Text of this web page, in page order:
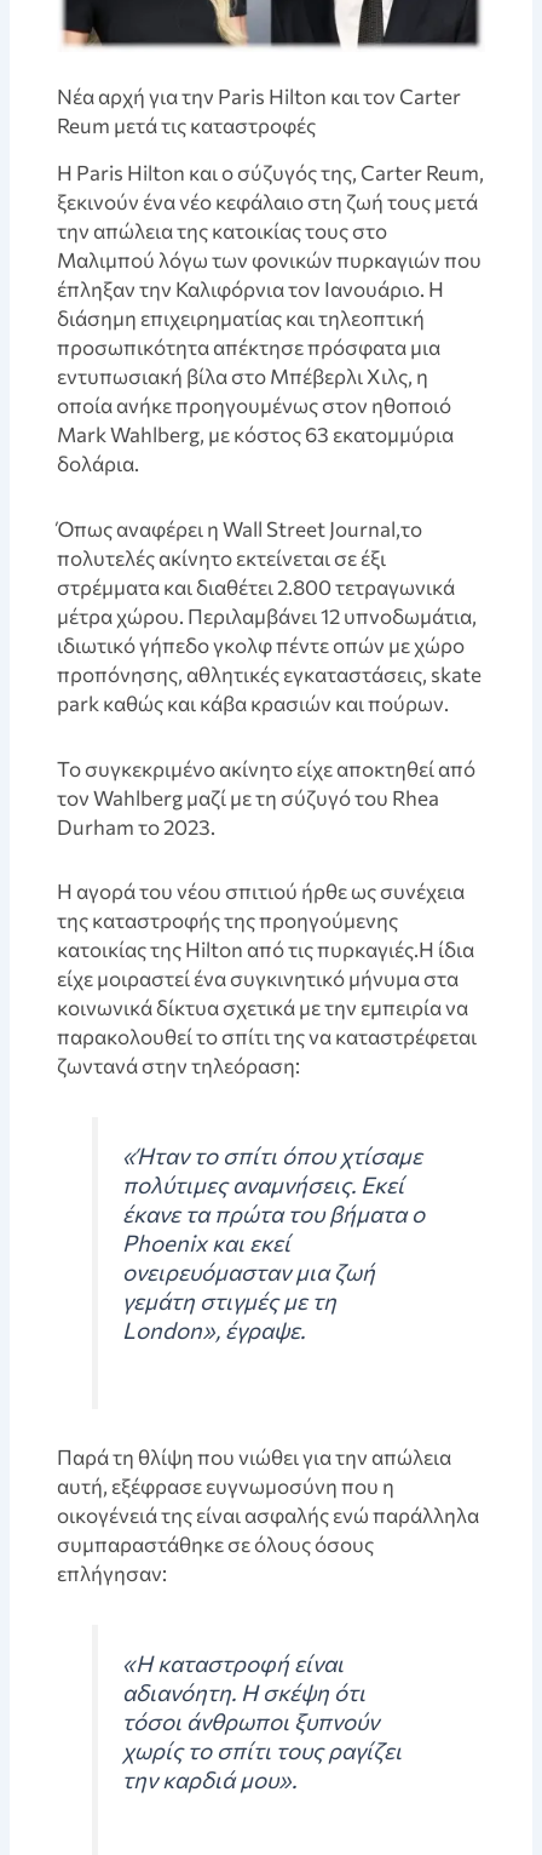
Νέα αρχή για την Paris Hilton και τον Carter
Reum μετά τις καταστροφές
Η Paris Hilton και ο σύζυγός της, Carter Reum,
ξεκινούν ένα νέο κεφάλαιο στη ζωή τους μετά
την απώλεια της κατοικίας τους στο
Μαλιμπού λόγω των φονικών πυρκαγιών που
έπληξαν την Καλιφόρνια τον Ιανουάριο. Η
διάσημη επιχειρηματίας και τηλεοπτική
προσωπικότητα απέκτησε πρόσφατα μια
εντυπωσιακή βίλα στο Μπέβερλι Χιλς, η
οποία ανήκε προηγουμένως στον ηθοποιό
Mark Wahlberg, με κόστος 63 εκατομμύρια
δολάρια.
Όπως αναφέρει η Wall Street Journal,το
πολυτελές ακίνητο εκτείνεται σε έξι
στρέμματα και διαθέτει 2.800 τετραγωνικά
μέτρα χώρου. Περιλαμβάνει 12 υπνοδωμάτια,
ιδιωτικό γήπεδο γκολφ πέντε οπών με χώρο
προπόνησης, αθλητικές εγκαταστάσεις, skate
park καθώς και κάβα κρασιών και πούρων.
Το συγκεκριμένο ακίνητο είχε αποκτηθεί από
τον Wahlberg μαζί με τη σύζυγό του Rhea
Durham το 2023.
Η αγορά του νέου σπιτιού ήρθε ως συνέχεια
της καταστροφής της προηγούμενης
κατοικίας της Hilton από τις πυρκαγιές.Η ίδια
είχε μοιραστεί ένα συγκινητικό μήνυμα στα
κοινωνικά δίκτυα σχετικά με την εμπειρία να
παρακολουθεί το σπίτι της να καταστρέφεται
ζωντανά στην τηλεόραση:
«Ήταν το σπίτι όπου χτίσαμε
πολύτιμες αναμνήσεις. Εκεί
έκανε τα πρώτα του βήματα ο
Phoenix και εκεί
ονειρευόμασταν μια ζωή
γεμάτη στιγμές με τη
London», έγραψε.
Παρά τη θλίψη που νιώθει για την απώλεια
αυτή, εξέφρασε ευγνωμοσύνη που η
οικογένειά της είναι ασφαλής ενώ παράλληλα
συμπαραστάθηκε σε όλους όσους
επλήγησαν:
«Η καταστροφή είναι
αδιανόητη. Η σκέψη ότι
τόσοι άνθρωποι ξυπνούν
χωρίς το σπίτι τους ραγίζει
την καρδιά μου».